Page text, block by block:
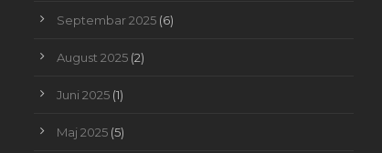
Septembar 2025(6)
August 2025(2)
Juni 2025(1)
Maj 2025(5)